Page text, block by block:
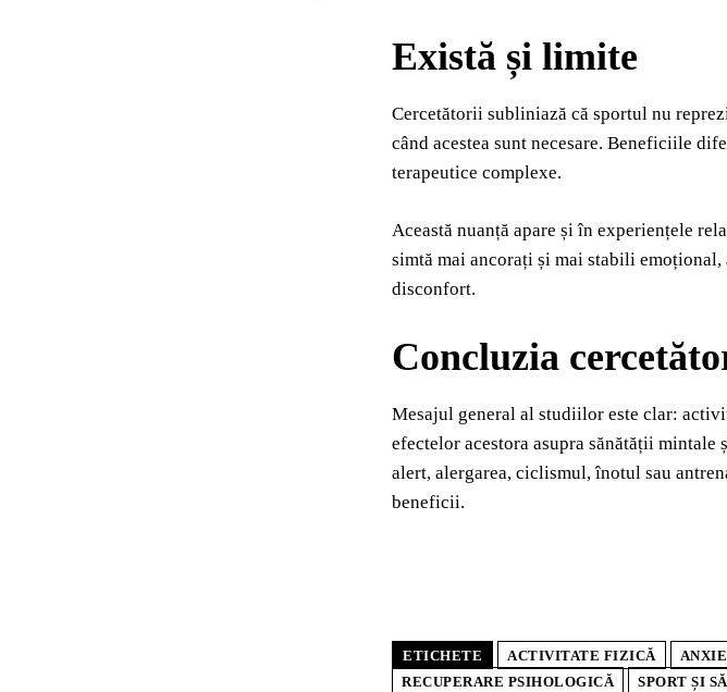
Există și limite
Cercetătorii subliniază că sportul nu
când acestea sunt necesare. Beneficiile
terapeutice complexe.
Această nuanță apare și în experiențele
simtă mai ancorați și mai stabili
disconfort.
Concluzia
Mesajul general al studiilor este clar:
efectelor acestora asupra sănătății
alert, alergarea, ciclismul, înotul sau
beneficii.
ETICHETE ACTIVITATE FIZICĂ
RECUPERARE PSIHOLOGICĂ
SPORT ȘI